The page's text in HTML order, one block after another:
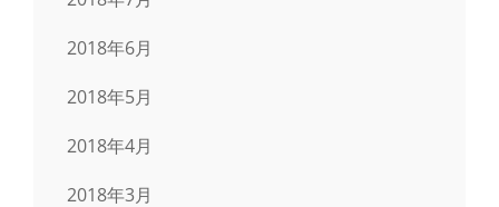
2018年6月
2018年5月
2018年4月
2018年3月